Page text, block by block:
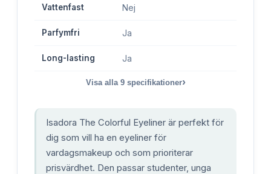
Vattenfast Nej
Parfymfri Ja
Long-lasting Ja
Visa alla 9specifikationer›
Isadora The Colorful Eyeliner är perfekt för
dig som vill ha en eyeliner för
vardagsmakeup och som prioriterar
prisvärdhet. Den passar studenter, unga